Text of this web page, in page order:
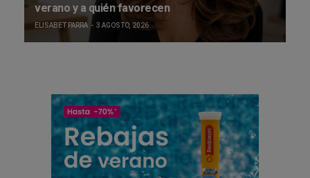
verano y a quién favorecen
ELISABET PARRA 3 AGOSTO, 2026